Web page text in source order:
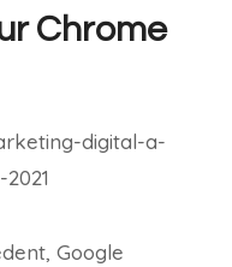
Chrome
Google